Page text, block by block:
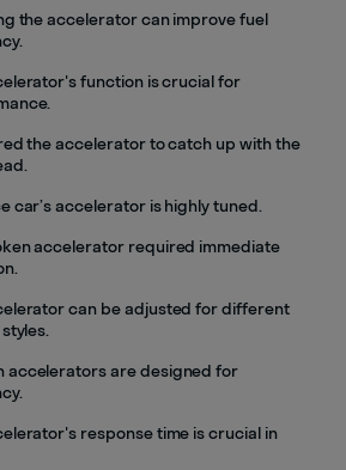
the accelerator can improve fuel
function is crucial for
the accelerator to catch up with the
car’s accelerator is highly tuned.
accelerator required immediate
can be adjusted for different
accelerators are designed for
response time is crucial in